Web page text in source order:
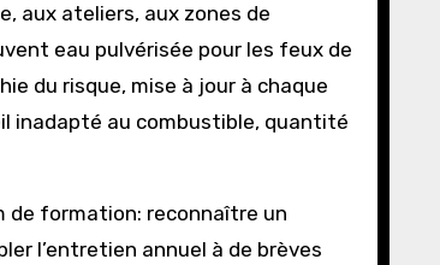
aux ateliers, aux zones de
eau pulvérisée pour les feux de
du risque, mise à jour à chaque
inadapté au combustible, quantité
de formation: reconnaître un
l’entretien annuel à de brèves